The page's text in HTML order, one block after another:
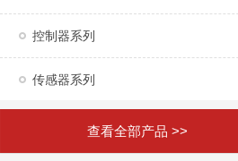
控制器系列
传感器系列
查看全部产品 >>